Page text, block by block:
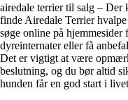
airedale terrier til salg – Der
finde Airedale Terrier
søge online på
dyreinternater eller få
Det er vigtigt at være
beslutning, og du bør altid
hunden får en god start i